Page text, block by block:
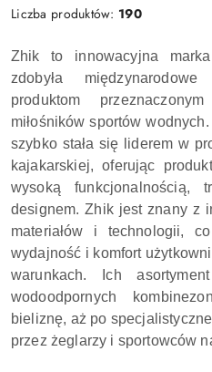
Liczba produktów: 190
Zhik to innowacyjna
zdobyła
produktom
miłośników sportów
szybko stała się liderem w
kajakarskiej, oferując
wysoką funkcjonalnością,
designem. Zhik jest znany z
materiałów i technologii,
wydajność i komfort
warunkach. Ich
wodoodpornych
bieliznę, aż po
przez żeglarzy i sportowców